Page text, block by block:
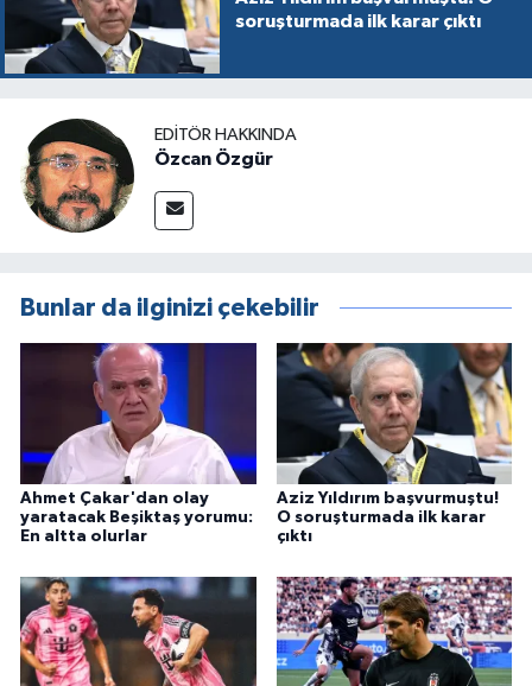
soruşturmada ilk karar çıktı
EDITÖR HAKKINDA
Özcan Özgür
Bunlar da ilginizi çekebilir
Ahmet Çakar'dan olay
yaratacak Beşiktaş yorumu:
En altta olurlar
Aziz Yıldırım başvurmuştu!
O soruşturmada ilk karar
çıktı